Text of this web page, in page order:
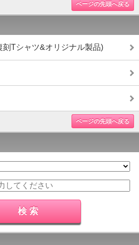
ページの先頭へ戻る
刻Tシャツ&オリジナル製品)
ページの先頭へ戻る